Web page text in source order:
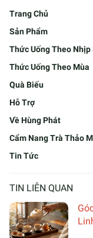
Trang Chủ
Sản Phẩm
Thức Uống Theo Nhịp
Thức Uống Theo Mùa
Quà Biếu
Hỗ Trợ
Về Hùng Phát
Cẩm Nang Trà Thảo
Tin Tức
TIN LIÊN QUAN